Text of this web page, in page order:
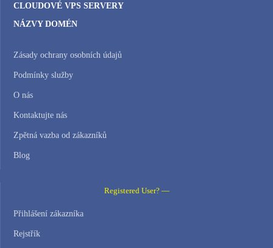
CLOUDOVÉ VPS SERVERY
NÁZVY DOMÉN
Zásady ochrany osobních údajů
Podmínky služby
O nás
Kontaktujte nás
Zpětná vazba od zákazníků
Blog
Registered User? —
Přihlášení zákazníka
Rejstřík